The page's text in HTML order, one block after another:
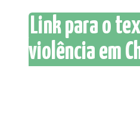
Link para o
violência em